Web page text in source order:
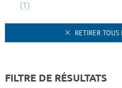
(1)
RETIRER TOUS
FILTRE DE RÉSULTATS